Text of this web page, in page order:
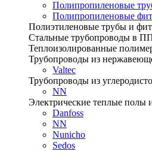
Полипропиленовые
Полипропиленовые
Полиэтиленовые трубы и
Стальные трубопроводы в
Теплоизолированные
Трубопроводы из
Valtec
Трубопроводы из
NN
Электрические теплые полы
Danfoss
NN
Nunicho
Sedos